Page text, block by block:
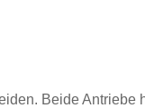
Beide Antriebe